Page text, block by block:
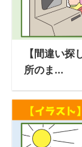
【間違い
所のま...